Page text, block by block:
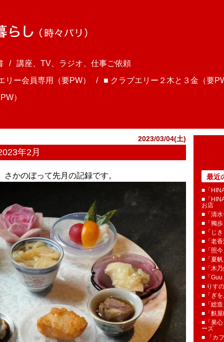
講座、TV、ラジオ、仕事ご依頼
リー会員専用（要PW）
■ クラブエリー２木と３金（要
）
2023/03/04(土)
年2月
かのぼって先月の記録です。 最近
■「
■「
お店
■「清
■「獨
■「じ
■「老
■「照
■「夏
■「木
■「Guu
■ りす
■「ぎ
■「総
■「麩
■「果
ーズ
■ 「カ